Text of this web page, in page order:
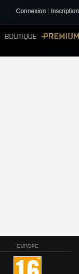
Connexion Inscription
BOUTIQUE
EUROPE